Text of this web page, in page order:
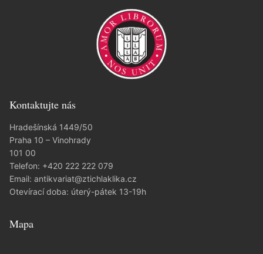
Kontaktujte nás
Hradešínská 1449/50
Praha 10 – Vinohrady
101 00
Telefon: +420 222 222 079
Email: antikvariat@ztichlaklika.cz
Otevírací doba: úterý-pátek 13-19h
Mapa